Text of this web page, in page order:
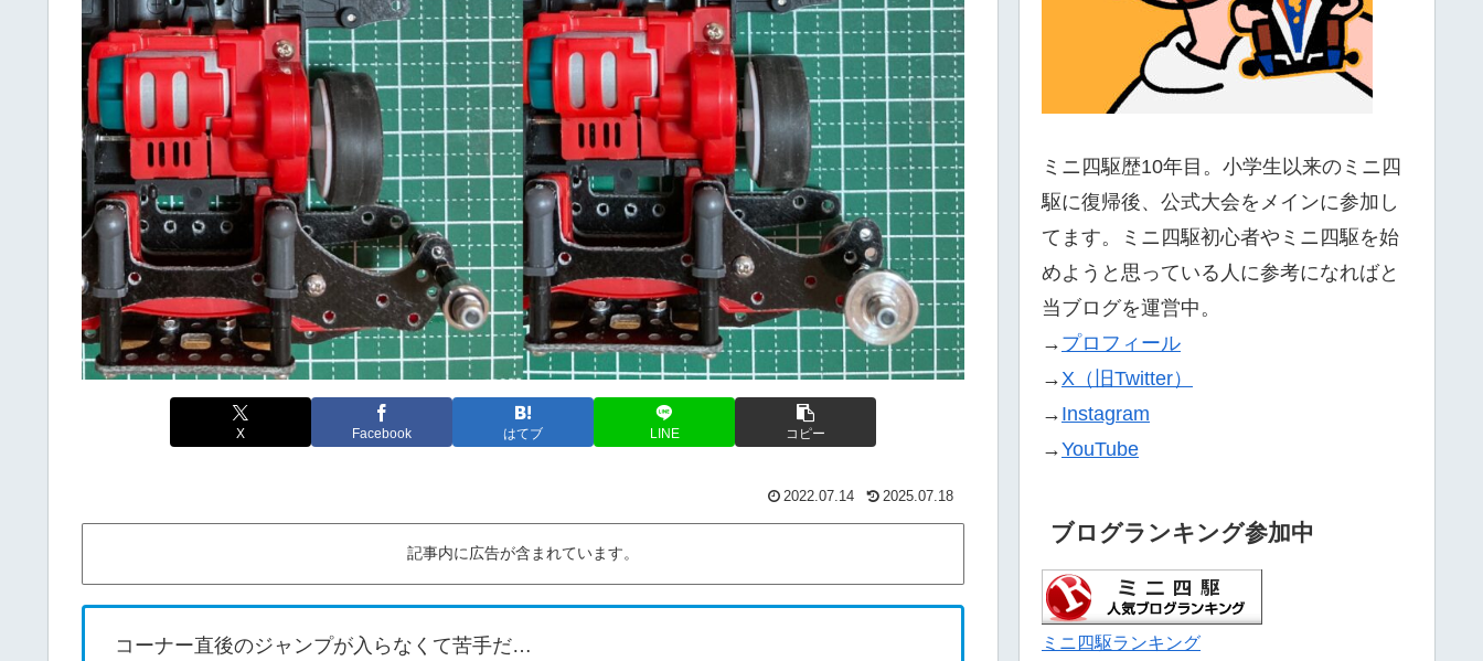
X Facebook はてブ LINE コピー
2022.07.14 2025.07.18
記事内に広告が含まれています。
コーナー直後のジャンプが入らなくて苦手だ…
ミニ四駆歴10年目。小学生以来のミニ四
駆に復帰後、公式大会をメインに参加し
てます。ミニ四駆初心者やミニ四駆を始
めようと思っている人に参考になればと
当ブログを運営中。
→ プロフィール
→X（旧Twitter）
→ Instagram
→YouTube
ブログランキング参加中
ミニ四駆ランキング